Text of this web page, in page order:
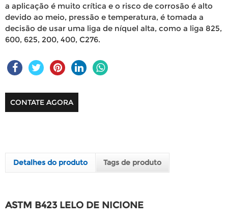
a aplicação é muito crítica e o risco de corrosão é alto
devido ao meio, pressão e temperatura, é tomada a
decisão de usar uma liga de níquel alta, como a liga 825,
600, 625, 200, 400, C276.
CONTATE AGORA
Detalhes do produto Tags de produto
ASTM B423 LELO DE NICIONE